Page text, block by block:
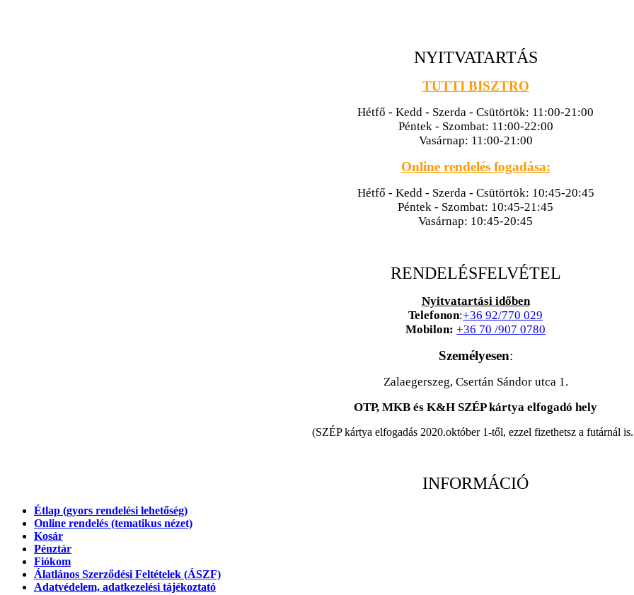
NYITVATARTÁS
TUTTI BISZTRO
Hétfő - Kedd - Szerda - Csütörtök: 11:00-21:00
Péntek - Szombat: 11:00-22:00
Vasárnap: 11:00-21:00
Online rendelés fogadása:
Hétfő - Kedd - Szerda - Csütörtök: 10:45-20:45
Péntek - Szombat: 10:45-21:45
Vasárnap: 10:45-20:45
RENDELÉSFELVÉTEL
Nyitvatartási időben
Telefonon:+36 92/770 029
Mobilon: +36 70 /907 0780
Személyesen:
Zalaegerszeg, Csertán Sándor utca 1.
OTP, MKB és K&H SZÉP kártya elfogadó hely
(SZÉP kártya elfogadás 2020.október 1-től, ezzel fizethetsz a futárnál
INFORMÁCIÓ
Étlap (gyors rendelési lehetőség)
Online rendelés (tematikus nézet)
Kosár
Pénztár
Fiókom
Álatlános Szerződési Feltételek (ÁSZF)
Adatvédelem, adatkezelési tájékoztató